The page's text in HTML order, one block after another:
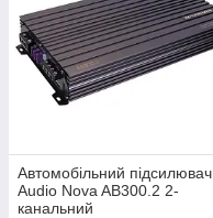
Автомобільний підсилювач
Audio Nova AB300.2 2-
канальний